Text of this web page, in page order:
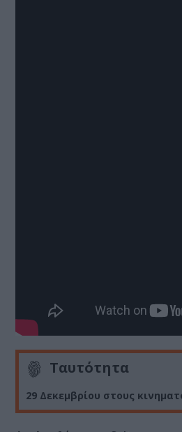
Ταυτότητα
29 Δεκεμβρίου στους